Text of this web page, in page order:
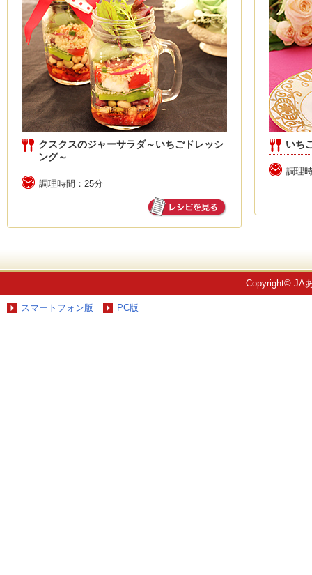
クスクスのジャーサラダ～いちごドレッシ
ング～
調理時間：25分
いち
調理
Copyright© JA
スマートフォン版 PC版